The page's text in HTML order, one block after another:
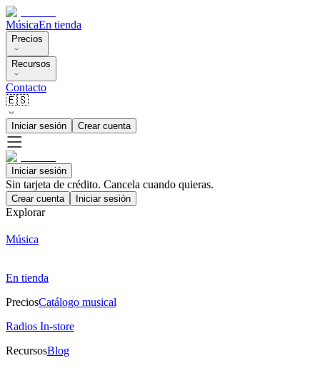
MúsicaEn tienda
Precios
Recursos
Contacto
🇪🇸
Iniciar sesión Crear cuenta
Iniciar sesión
Sin tarjeta de crédito. Cancela cuando quieras.
Crear cuenta Iniciar sesión
Explorar
Música
En tienda
PreciosCatálogo musical
Radios In-store
RecursosBlog